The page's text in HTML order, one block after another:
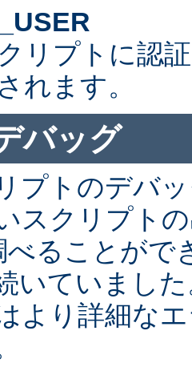
リプトに認
れます。
バッグ
プトのデバ
スクリプト
べることがで
いていまし
より詳細な